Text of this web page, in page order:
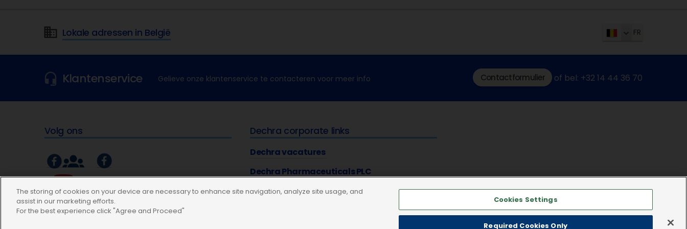
Lokale adressen in België FR
Klantenservice Gelieve onze klantenservice te contacteren voor meer info Contactformulier of bel: +32 14 44 36 70
Volg ons Dechra corporate links
Dechra vacatures
Dechra Pharmaceuticals PLC
The storing of cookies on your device are necessary to enhance site navigation, analyze site usage, and
assist in our marketing efforts.
For the best experience click "Agree and Proceed"
Cookies Settings
Required Cookies Only